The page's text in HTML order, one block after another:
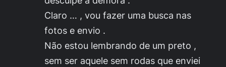
Claro … , vou fazer uma busca nas
fotos e envio .
Não estou lembrando de um preto ,
sem ser aquele sem rodas que enviei